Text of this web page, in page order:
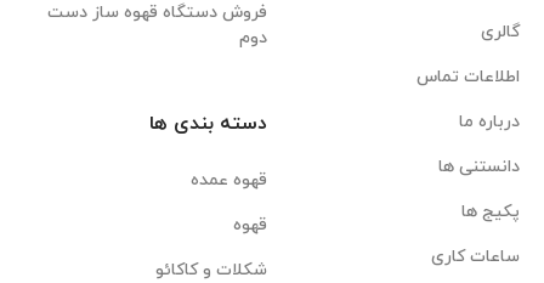
گالری
اطلاعات تماس
درباره ما
دانستنی ها
پکیج ها
ساعات کاری
فروش دستگاه قهوه ساز دست
دوم
دسته بندی ها
قهوه عمده
قهوه
شکلات و کاکائو